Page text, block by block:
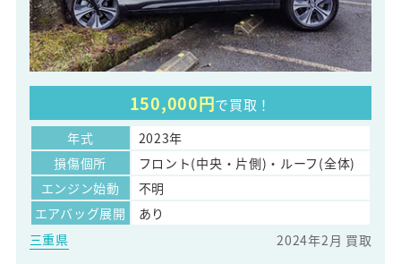
150,000円で買取！
年式
2023年
損傷個所
フロント(中央・片側)・ルーフ(全体)
エンジン始動
不明
エアバッグ展開
あり
三重県
2024年2月 買取